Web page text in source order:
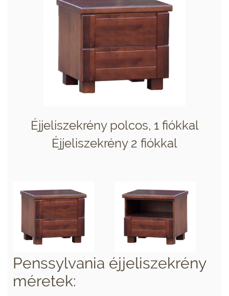
Éjjeliszekrény polcos, 1 fiókkal
Éjjeliszekrény 2 fiókkal
Penssylvania éjjeliszekrény
méretek: